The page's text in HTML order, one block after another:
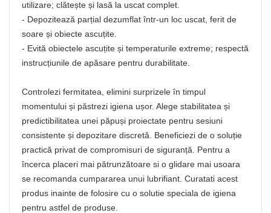
utilizare; clătește și lasă la uscat complet.
- Depozitează parțial dezumflat într-un loc uscat, ferit de
soare și obiecte ascuțite.
- Evită obiectele ascuțite și temperaturile extreme; respectă
instrucțiunile de apăsare pentru durabilitate.
Controlezi fermitatea, elimini surprizele în timpul
momentului și păstrezi igiena ușor. Alege stabilitatea și
predictibilitatea unei păpuși proiectate pentru sesiuni
consistente și depozitare discretă. Beneficiezi de o soluție
practică privat de compromisuri de siguranță. Pentru a
încerca placeri mai pătrunzătoare si o glidare mai usoara
se recomanda cumpararea unui lubrifiant. Curatati acest
produs inainte de folosire cu o solutie speciala de igiena
pentru astfel de produse.